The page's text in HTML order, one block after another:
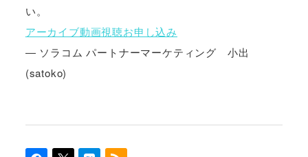
い。
アーカイブ動画視聴お申し込み
― ソラコム パートナーマーケティング 小出
(satoko)